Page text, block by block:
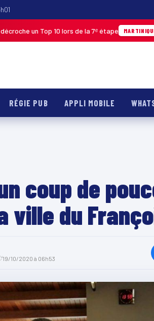
10 lors de la 7ᵉ étape MARTINIQUE Hier ·
RÉGIE PUB APPLI MOBILE
coup de
du
19/10/2020 à 06h53